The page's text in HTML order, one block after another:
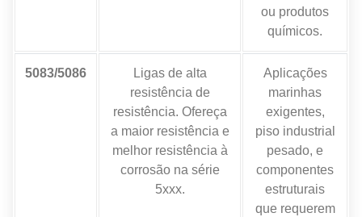
ou produtos
químicos.
5083/5086
Ligas de alta
resistência de
resistência. Ofereça
a maior resistência e
melhor resistência à
corrosão na série
5xxx.
Aplicações
marinhas
exigentes,
piso industrial
pesado, e
componentes
estruturais
que requerem